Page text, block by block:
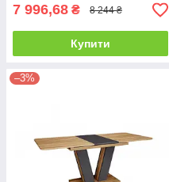
7 996,68 ₴ 8 244 ₴
Купити
–3%